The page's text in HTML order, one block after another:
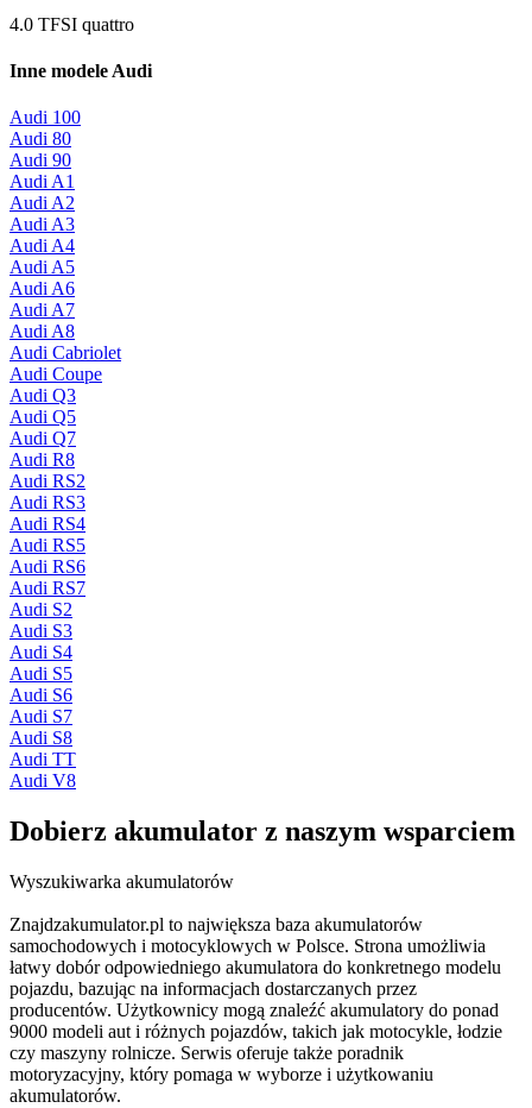
4.0 TFSI quattro
Inne modele Audi
Audi 100
Audi 80
Audi 90
Audi A1
Audi A2
Audi A3
Audi A4
Audi A5
Audi A6
Audi A7
Audi A8
Audi Cabriolet
Audi Coupe
Audi Q3
Audi Q5
Audi Q7
Audi R8
Audi RS2
Audi RS3
Audi RS4
Audi RS5
Audi RS6
Audi RS7
Audi S2
Audi S3
Audi S4
Audi S5
Audi S6
Audi S7
Audi S8
Audi TT
Audi V8
Dobierz akumulator z naszym wsparciem
Wyszukiwarka akumulatorów
Znajdzakumulator.pl to największa baza akumulatorów
samochodowych i motocyklowych w Polsce. Strona umożliwia
łatwy dobór odpowiedniego akumulatora do konkretnego modelu
pojazdu, bazując na informacjach dostarczanych przez
producentów. Użytkownicy mogą znaleźć akumulatory do ponad
9000 modeli aut i różnych pojazdów, takich jak motocykle, łodzie
czy maszyny rolnicze. Serwis oferuje także poradnik
motoryzacyjny, który pomaga w wyborze i użytkowaniu
akumulatorów.